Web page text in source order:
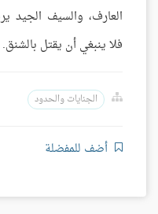
العارف، والسيف الجيد
فلا ينبغي أن يقتل بالشنق.
الجنايات والحدود
أضف للمفضلة